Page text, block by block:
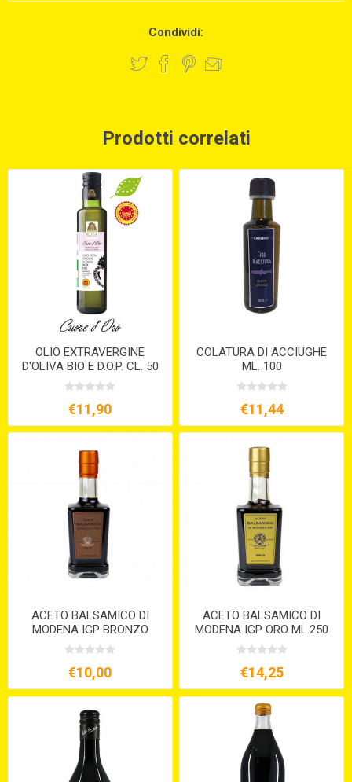
Condividi:
Prodotti correlati
OLIO EXTRAVERGINE
D'OLIVA BIO E D.O.P. CL. 50
€11,90
COLATURA DI ACCIUGHE
ML. 100
€11,44
ACETO BALSAMICO DI
MODENA IGP BRONZO
ML.250 4 ANNI
€10,00
ACETO BALSAMICO DI
MODENA IGP ORO ML.250
15 ANNI
€14,25